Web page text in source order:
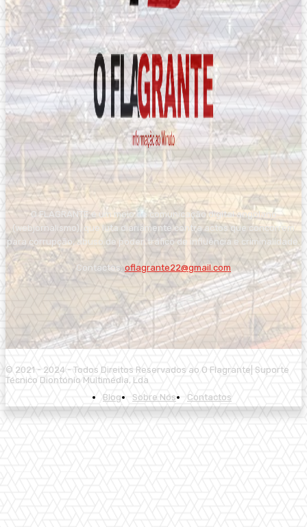
O FLAGRANTE é um meio de comunicação digital angolano
(webjornalismo), que luta diariamente contra actos que concorrem
para corrupção, abuso de poder, tráfico de influência e criminalidade.
Contactos:oflagrante22@gmail.com
© 2021 - 2024 - Todos Direitos Reservados ao O Flagrante| Suporte
Técnico Diontónio Multimédia, Lda
Blog
Sobre Nós Contactos